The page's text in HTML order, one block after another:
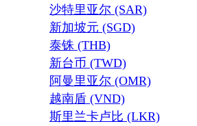
沙特里亚尔 (SAR)
新加坡元 (SGD)
泰铢 (THB)
新台币 (TWD)
阿曼里亚尔 (OMR)
越南盾 (VND)
斯里兰卡卢比 (LKR)